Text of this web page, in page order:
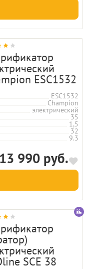
ESC1532
ESC1532
Champion
электрический
35
1,5
32
9.3
13 990 руб.
SCE 38